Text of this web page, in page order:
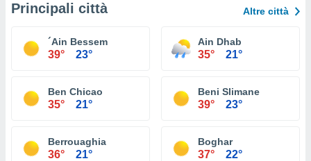
Principali città Altre città
´Ain Bessem
39° 23°
Ain Dhab
35° 21°
Ben Chicao
35° 21°
Beni Slimane
39° 23°
Berrouaghia
36° 21°
Boghar
37° 22°